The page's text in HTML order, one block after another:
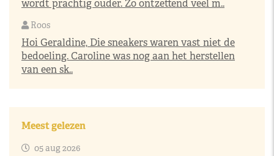
wordt prachtig ouder. Zo ontzettend veel m..
Roos
Hoi Geraldine, Die sneakers waren vast niet de
bedoeling. Caroline was nog aan het herstellen
van een sk..
Meest gelezen
05 aug 2026